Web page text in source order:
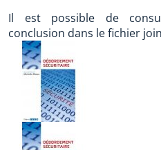
Il est possible de
conclusion dans le fichier